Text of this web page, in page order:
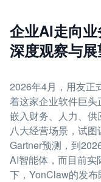
企业AI走向
深度观察与
2026年4月，用友正
着这家企业软件巨
嵌入财务、人力、
八大经营场景，试图
Gartner预测，到
AI智能体，而目前
下，YonClaw的发布